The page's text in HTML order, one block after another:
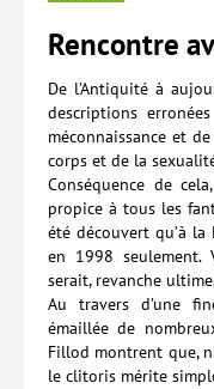
Rencontre
De l’Antiquité à
descriptions
méconnaissance et
corps et de la
Conséquence de
propice à tous les
été découvert qu’à la
en 1998 seulement.
serait, revanche
Au travers d’une
émaillée de
Fillod montrent que,
le clitoris mérite